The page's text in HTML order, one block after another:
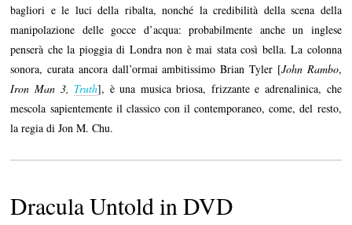
bagliori e le luci della ribalta, nonché la credibilità della scena della
manipolazione delle gocce d’acqua: probabilmente anche un inglese
penserà che la pioggia di Londra non è mai stata così bella. La colonna
sonora, curata ancora dall’ormai ambitissimo Brian Tyler [John Rambo,
Iron Man 3, Truth], è una musica briosa, frizzante e adrenalinica, che
mescola sapientemente il classico con il contemporaneo, come, del resto,
la regia di Jon M. Chu.
Dracula Untold in DVD